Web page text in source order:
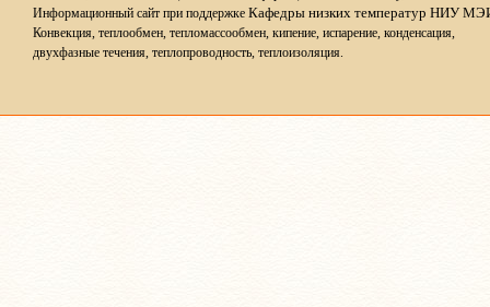
Информационный сайт при поддержке Кафедры низких температур НИУ
Конвекция, теплообмен, тепломассообмен, кипение, испарение, конденсация,
двухфазные течения, теплопроводность, теплоизоляция.